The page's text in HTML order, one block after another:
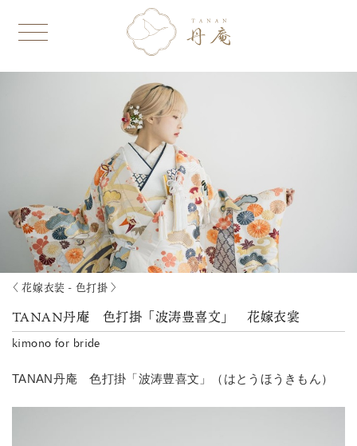
〈 花嫁衣装 - 色打掛 〉
TANAN丹庵 色打掛「波涛豊喜文」 花嫁衣裳
kimono for bride
TANAN丹庵 色打掛「波涛豊喜文」（はとうほうきもん）